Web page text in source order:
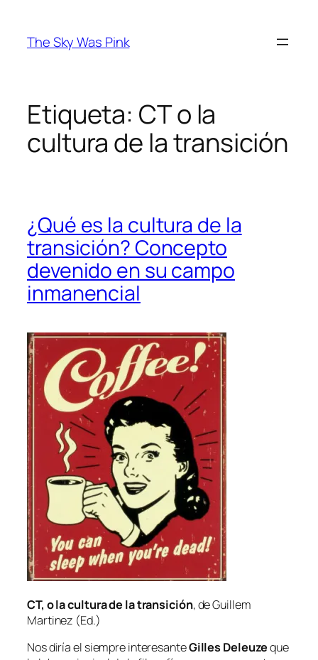
contenido
The Sky Was Pink
Etiqueta: CT o la
cultura de la transición
¿Qué es la cultura de la
transición? Concepto
devenido en su campo
inmanencial
CT, o la cul­tu­ra de la tran­si­ción, de Guillem
Martinez (Ed.)
Nos di­ría el siem­pre in­tere­san­teGilles Deleuzeque